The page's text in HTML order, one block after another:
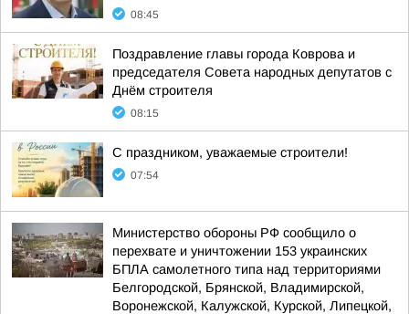
08:45
Поздравление главы города Коврова и
председателя Совета народных депутатов с
Днём строителя
08:15
С праздником, уважаемые строители!
07:54
Министерство обороны РФ сообщило о
перехвате и уничтожении 153 украинских
БПЛА самолетного типа над территориями
Белгородской, Брянской, Владимирской,
Воронежской, Калужской, Курской, Липецкой,